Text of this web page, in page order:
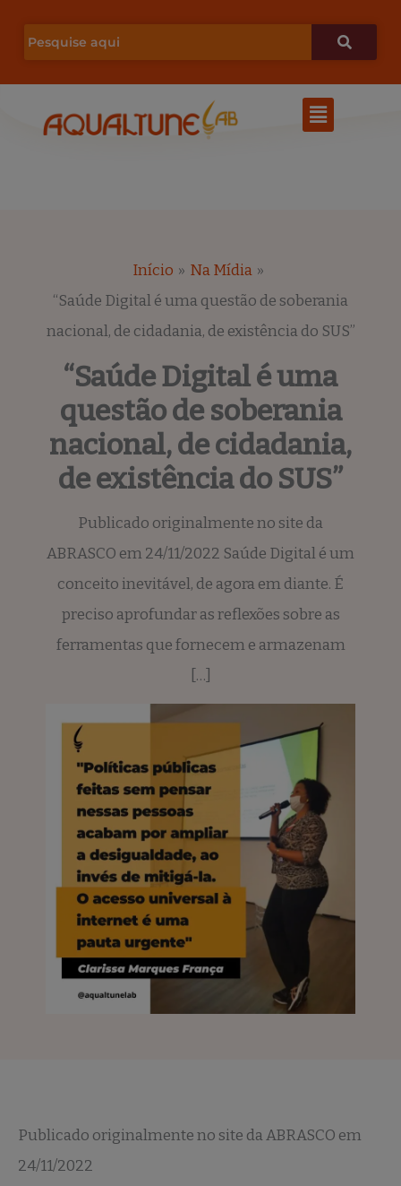
para
Menu
Início
Na Mídia
“Saúde Digital é uma questão de soberania
nacional, de cidadania, de existência do SUS”
“Saúde Digital é uma
questão de soberania
nacional, de cidadania,
de existência do SUS”
Publicado originalmente no site da
ABRASCO em 24/11/2022 Saúde Digital é um
conceito inevitável, de agora em diante. É
preciso aprofundar as reflexões sobre as
ferramentas que fornecem e armazenam
[…]
Publicado originalmente no site da ABRASCO em
24/11/2022